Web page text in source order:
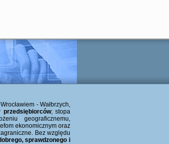
- Wałbrzych,
; stopa
geograficznemu,
ekonomicznym oraz
Bez względu
sprawdzonego i